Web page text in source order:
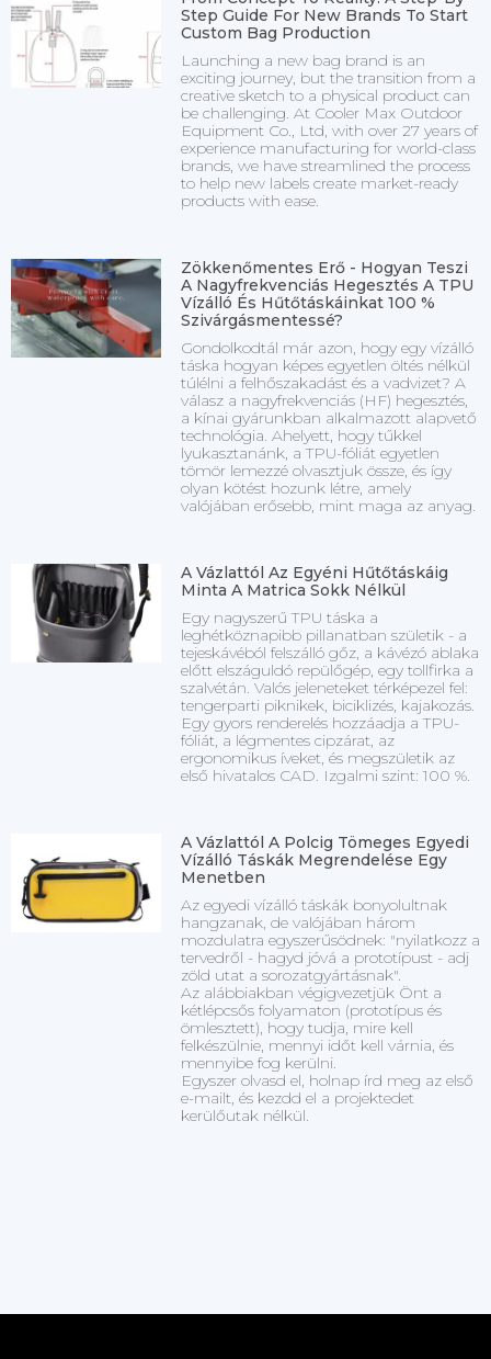
Step Guide For New Brands To Start
Custom Bag Production
Launching a new bag brand is an
exciting journey, but the transition from a
creative sketch to a physical product can
be challenging. At Cooler Max Outdoor
Equipment Co., Ltd, with over 27 years of
experience manufacturing for world-class
brands, we have streamlined the process
to help new labels create market-ready
products with ease.
Zökkenőmentes Erő - Hogyan Teszi
A Nagyfrekvenciás Hegesztés A TPU
Vízálló És Hűtőtáskáinkat 100 %
Szivárgásmentessé?
Gondolkodtál már azon, hogy egy vízálló
táska hogyan képes egyetlen öltés nélkül
túlélni a felhőszakadást és a vadvizet? A
válasz a nagyfrekvenciás (HF) hegesztés,
a kínai gyárunkban alkalmazott alapvető
technológia. Ahelyett, hogy tűkkel
lyukasztanánk, a TPU-fóliát egyetlen
tömör lemezzé olvasztjuk össze, és így
olyan kötést hozunk létre, amely
valójában erősebb, mint maga az anyag.
A Vázlattól Az Egyéni Hűtőtáskáig
Minta A Matrica Sokk Nélkül
Egy nagyszerű TPU táska a
leghétköznapibb pillanatban születik - a
tejeskávéból felszálló gőz, a kávézó ablaka
előtt elszáguldó repülőgép, egy tollfirka a
szalvétán. Valós jeleneteket térképezel fel:
tengerparti piknikek, biciklizés, kajakozás.
Egy gyors renderelés hozzáadja a TPU-
fóliát, a légmentes cipzárat, az
ergonomikus íveket, és megszületik az
első hivatalos CAD. Izgalmi szint: 100 %.
A Vázlattól A Polcig Tömeges Egyedi
Vízálló Táskák Megrendelése Egy
Menetben
Az egyedi vízálló táskák bonyolultnak
hangzanak, de valójában három
mozdulatra egyszerűsödnek: "nyilatkozz a
tervedről - hagyd jóvá a prototípust - adj
zöld utat a sorozatgyártásnak".
Az alábbiakban végigvezetjük Önt a
kétlépcsős folyamaton (prototípus és
ömlesztett), hogy tudja, mire kell
felkészülnie, mennyi időt kell várnia, és
mennyibe fog kerülni.
Egyszer olvasd el, holnap írd meg az első
e-mailt, és kezdd el a projektedet
kerülőutak nélkül.